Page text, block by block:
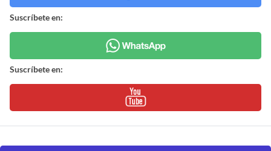
Suscríbete en:
Suscríbete en: